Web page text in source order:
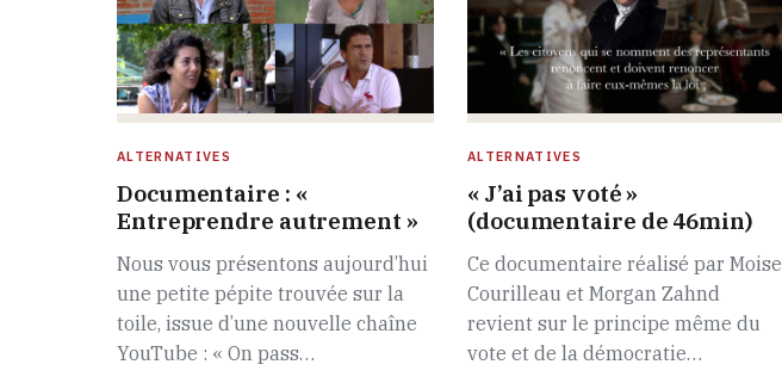
ALTERNATIVES
Documentaire : «
Entreprendre autrement »
Nous vous présentons aujourd’hui
une petite pépite trouvée sur la
toile, issue d’une nouvelle chaîne
YouTube : « On pass…
ALTERNATIVES
« J’ai pas voté »
(documentaire de 46min)
Ce documentaire réalisé par Moise
Courilleau et Morgan Zahnd
revient sur le principe même du
vote et de la démocratie…